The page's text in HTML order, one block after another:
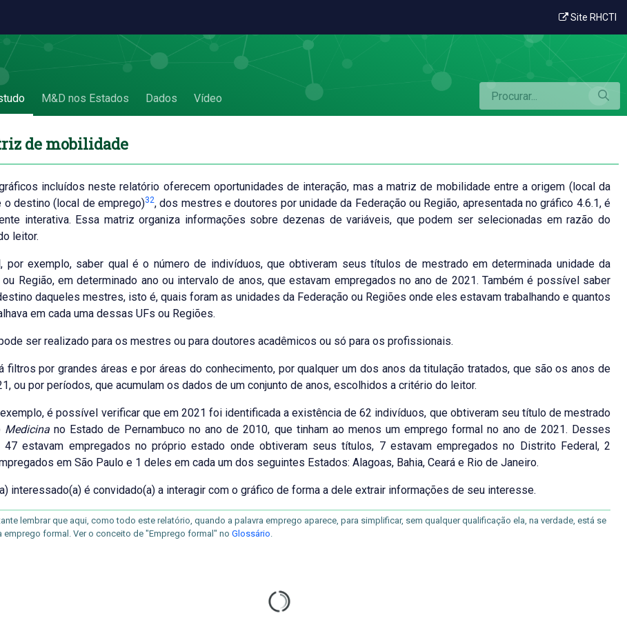
Site RHCTI
M&D nos Estados Dados Vídeo
de mobilidade
incluídos neste relatório oferecem oportunidades de interação, mas a matriz de mobilidade entre a origem (local da
o destino (local de emprego)32, dos mestres e doutores por unidade da Federação ou Região, apresentada no gráfico 4.6.1, é
interativa. Essa matriz organiza informações sobre dezenas de variáveis, que podem ser selecionadas em razão do
leitor.
por exemplo, saber qual é o número de indivíduos, que obtiveram seus títulos de mestrado em determinada unidade da
ou Região, em determinado ano ou intervalo de anos, que estavam empregados no ano de 2021. Também é possível saber
daqueles mestres, isto é, quais foram as unidades da Federação ou Regiões onde eles estavam trabalhando e quantos
em cada uma dessas UFs ou Regiões.
ser realizado para os mestres ou para doutores acadêmicos ou só para os profissionais.
filtros por grandes áreas e por áreas do conhecimento, por qualquer um dos anos da titulação tratados, que são os anos de
ou por períodos, que acumulam os dados de um conjunto de anos, escolhidos a critério do leitor.
é possível verificar que em 2021 foi identificada a existência de 62 indivíduos, que obtiveram seu título de mestrado
Medicina no Estado de Pernambuco no ano de 2010, que tinham ao menos um emprego formal no ano de 2021. Desses
47 estavam empregados no próprio estado onde obtiveram seus títulos, 7 estavam empregados no Distrito Federal, 2
em São Paulo e 1 deles em cada um dos seguintes Estados: Alagoas, Bahia, Ceará e Rio de Janeiro.
interessado(a) é convidado(a) a interagir com o gráfico de forma a dele extrair informações de seu interesse.
lembrar que aqui, como todo este relatório, quando a palavra emprego aparece, para simplificar, sem qualquer qualificação ela, na verdade, está se
emprego formal. Ver o conceito de "Emprego formal" no Glossário.